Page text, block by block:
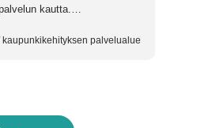
kautta.
palvelualue